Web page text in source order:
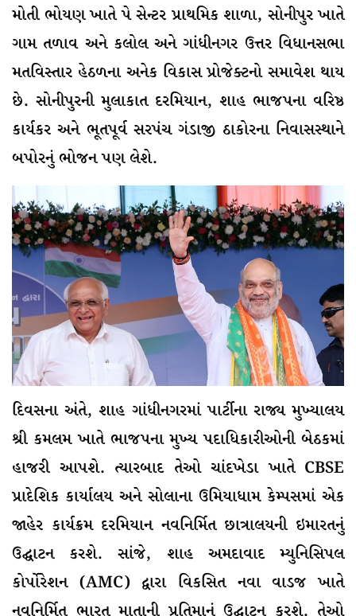
મોતી ભોયણ ખાતે પે સેન્ટર પ્રાથમિક શાળા, સોનીપુર ખાતે
ગામ તળાવ અને કલોલ અને ગાંધીનગર ઉત્તર વિધાનસભા
મતવિસ્તાર હેઠળના અનેક વિકાસ પ્રોજેક્ટનો સમાવેશ થાય
છે. સોનીપુરની મુલાકાત દરમિયાન, શાહ ભાજપના વરિષ્ઠ
કાર્યકર અને ભૂતપૂર્વ સરપંચ ગંડાજી ઠાકોરના નિવાસસ્થાને
બપોરનું ભોજન પણ લેશે.
દિવસના અંતે, શાહ ગાંધીનગરમાં પાર્ટીના રાજ્ય મુખ્યાલય
શ્રી કમલમ ખાતે ભાજપના મુખ્ય પદાધિકારીઓની બેઠકમાં
હાજરી આપશે. ત્યારબાદ તેઓ ચાંદખેડા ખાતે CBSE
પ્રાદેશિક કાર્યાલય અને સોલાના ઉમિયાધામ કેમ્પસમાં એક
જાહેર કાર્યક્રમ દરમિયાન નવનિર્મિત છાત્રાલયની ઇમારતનું
ઉદ્ઘાટન કરશે. સાંજે, શાહ અમદાવાદ મ્યુનિસિપલ
કોર્પોરેશન (AMC) દ્વારા વિકસિત નવા વાડજ ખાતે